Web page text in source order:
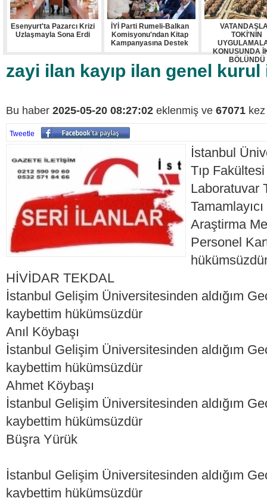
Esenyurt'ta Pazarcı Krizi
Uzlaşmayla Sona Erdi
İYİ Parti Rumeli-Balkan
Komisyonu'ndan Kitap
Kampanyasına Destek
TOKİ'NİN
KONUSUNDA
BÖLÜNDÜ
zayi ilan kayıp ilan genel kurul
Bu haber 2025-05-20 08:27:02 eklenmiş ve 67071
Tweetle
İstanbul
Tıp
Laboratuvar
Araştirma
Personel
HİVİDAR TEKDAL
İstanbul Gelişim Üniversitesinden aldığım
kaybettim hükümsüzdür
Anıl Köybaşı
İstanbul Gelişim Üniversitesinden aldığım
kaybettim hükümsüzdür
Ahmet Köybaşı
İstanbul Gelişim Üniversitesinden aldığım
kaybettim hükümsüzdür
Büşra Yürük
İstanbul Gelişim Üniversitesinden aldığım
kaybettim hükümsüzdür